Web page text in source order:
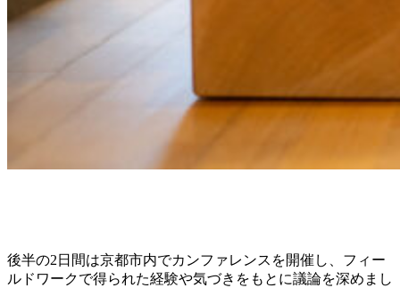
後半の2日間は京都市内でカンファレンスを開催し、フィー
ルドワークで得られた経験や気づきをもとに議論を深めまし